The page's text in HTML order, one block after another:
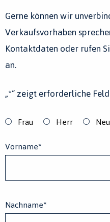
Gerne können wir
Verkaufsvorhaben
Kontaktdaten oder rufen
an.
„*“ zeigt erforderliche
Anrede*
Frau Herr
Vorname*
Nachname*